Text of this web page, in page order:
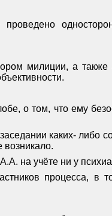
проведено
милиции, а
о том, что ему
каких-
возникало.
на учёте ни у
процесса,